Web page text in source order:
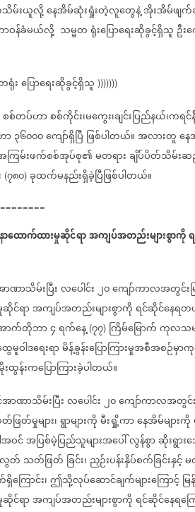
မ်းယူလို့နေအိမ်ဆုံးရှုံးတဲ့လူတွေနဲ့အိုးအိမ်ဖျ
ဝန်ခံမယ်လို့ သမ္မတရုံးပြောရေးဆိုခွင့်ရှိသူ ဦး
ရုံးပြောရေးဆိုခွင့်ရှိသူ )))))))
စစ်တပ်ဟာစစ်ကိုင်း၊မကွေး၊ချင်းပြည်နယ်၊ကရ
ာ၃၆၀၀၀ကျော်ရှိပြီ ဖြစ်ပါတယ်။အလားတူန
ကြမ်းဖက်စစ်အုပ်စု၏မတရားချိပ်ပိတ်သိမ်းဆ
(၇၈၀) ခုထက်မနည်းရှိခဲ့ပြီဖြစ်ပါတယ်။
ာထောက်ထားမှုဆိုင်ရာအကျပ်အတည်းများစွာကို
ဏာသိမ်းပြီးလပေါင်း၂၀ကျော်ကာလအတွင်းမ
ဆိုင်ရာအကျပ်အတည်းများစွာကိုရင်ဆိုင်နေရ
ာက်တိုဘာ၄ရက်နေ့ (၇၇) ကြိမ်မြောက်ကုလသ
ဝါဒရေးရာမိန့်ခွန်းပြောကြားမှုအစီအစဉ်မှ
းထွန်းကပြောကြားခဲ့ပါတယ်။
ာဏာသိမ်းပြီးလပေါင်း၂၀ကျော်ကာလအတွင်း
ဖြတ်မှုများ၊ရွာများကိုမီးရှို့ကာနေအိမ်များကို
ဝင်အပြစ်မဲ့ပြည်သူများအပေါ်လွန်စွာဆိုးရွား
တ် သတ်ဖြတ် ခြင်း၊ ညှဉ်းပန်းနှိပ်စက်ခြင်းနှင့်မ
ကြောင်း၊ဤသို့လုပ်ဆောင်ချက်များကြောင့်မ
ဆိုင်ရာအကျပ်အတည်းများစွာကိုရင်ဆိုင်နေရကြ